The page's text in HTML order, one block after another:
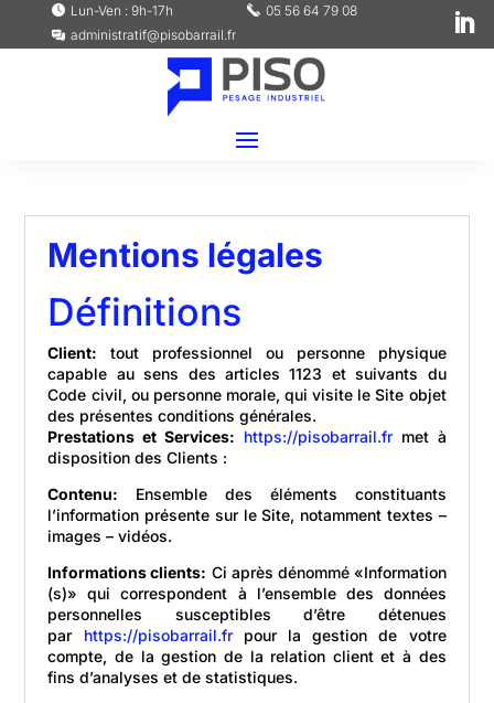
Lun-Ven : 9h-17h
05 56 64 79 08
administratif@pisobarrail.fr
Mentions légales
Définitions
Client:
tout professionnel ou personne physique
capable au sens des articles 1123 et suivants du
Code civil, ou personne morale, qui visite le Site objet
des présentes conditions générales.
Prestations et Services: https://pisobarrail.fr met à
disposition des Clients :
Contenu:
Ensemble des éléments constituants
l’information présente sur le Site, notamment textes –
images – vidéos.
Informations clients: Ci après dénommé «Information
(s)» qui correspondent à l’ensemble des données
personnelles susceptibles d’être détenues
par
https://pisobarrail.fr
pour la gestion de votre
compte, de la gestion de la relation client et à des
fins d’analyses et de statistiques.